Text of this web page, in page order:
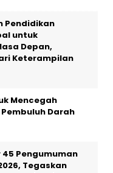
Pendidikan
untuk
Depan,
Keterampilan
Mencegah
Darah
Pengumuman
Tegaskan